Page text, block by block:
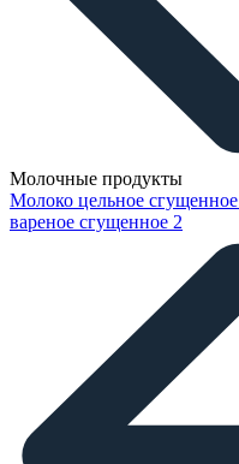
Молочные продукты
Молоко цельное сгущенное
вареное сгущенное 2